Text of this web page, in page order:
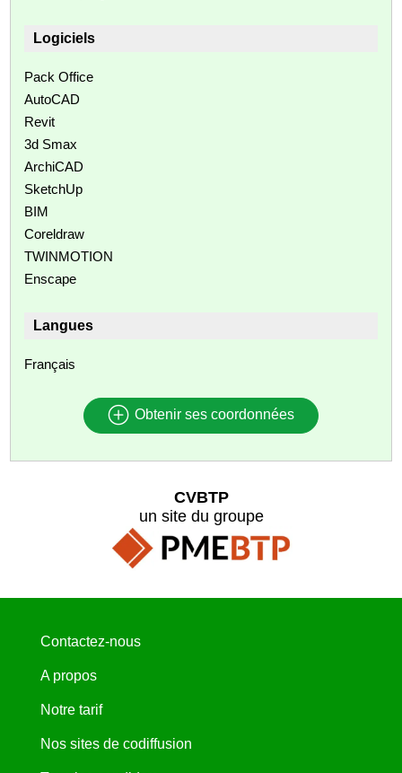
Logiciels
Pack Office
AutoCAD
Revit
3d Smax
ArchiCAD
SketchUp
BIM
Coreldraw
TWINMOTION
Enscape
Langues
Français
Obtenir ses coordonnées
CVBTP
un site du groupe
Contactez-nous
A propos
Notre tarif
Nos sites de codiffusion